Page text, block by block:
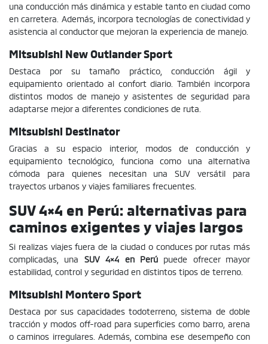
una conducción más dinámica y estable tanto en ciudad como
en carretera. Además, incorpora tecnologías de conectividad y
asistencia al conductor que mejoran la experiencia de manejo.
Mitsubishi New Outlander Sport
Destaca por su tamaño práctico, conducción ágil y
equipamiento orientado al confort diario. También incorpora
distintos modos de manejo y asistentes de seguridad para
adaptarse mejor a diferentes condiciones de ruta.
Mitsubishi Destinator
Gracias a su espacio interior, modos de conducción y
equipamiento tecnológico, funciona como una alternativa
cómoda para quienes necesitan una SUV versátil para
trayectos urbanos y viajes familiares frecuentes.
SUV 4×4 en Perú: alternativas para
caminos exigentes y viajes largos
Si realizas viajes fuera de la ciudad o conduces por rutas más
complicadas, una SUV 4×4 en Perúpuede ofrecer mayor
estabilidad, control y seguridad en distintos tipos de terreno.
Mitsubishi Montero Sport
Destaca por sus capacidades todoterreno, sistema de doble
tracción y modos off-road para superficies como barro, arena
o caminos irregulares. Además, combina ese desempeño con